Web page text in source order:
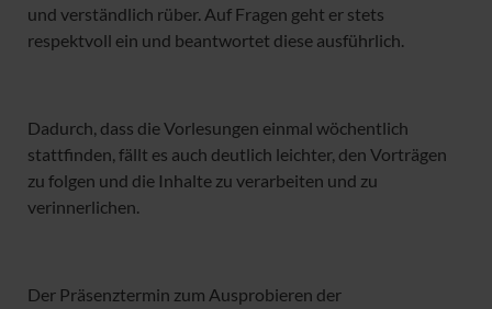
und verständlich rüber. Auf Fragen geht er stets
respektvoll ein und beantwortet diese ausführlich.
Dadurch, dass die Vorlesungen einmal wöchentlich
stattfinden, fällt es auch deutlich leichter, den Vorträgen
zu folgen und die Inhalte zu verarbeiten und zu
verinnerlichen.
Der Präsenztermin zum Ausprobieren der